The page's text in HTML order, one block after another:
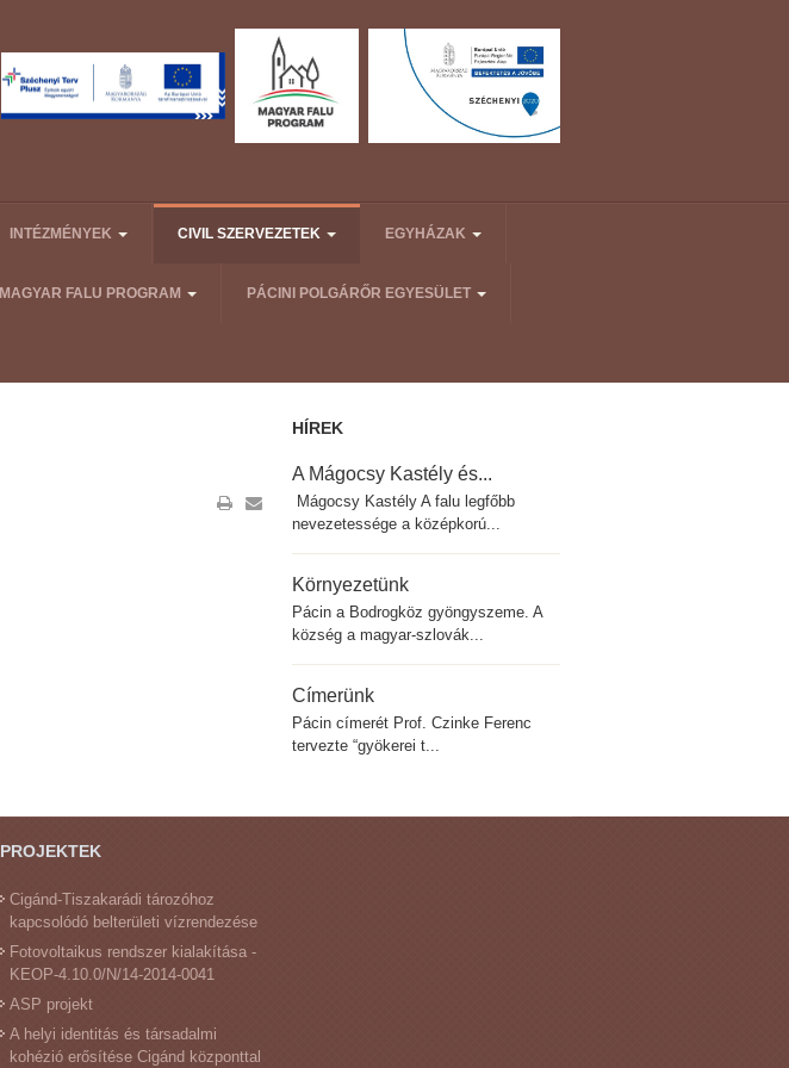
INTÉZMÉNYEK CIVIL SZERVEZETEK EGYHÁZAK
MAGYAR FALU PROGRAM PÁCINI POLGÁRŐR EGYESÜLET
HÍREK
A Mágocsy Kastély és...
Mágocsy Kastély A falu legfőbb
nevezetessége a középkorú...
Környezetünk
Pácin a Bodrogköz gyöngyszeme. A
község a magyar-szlovák...
Címerünk
Pácin címerét Prof. Czinke Ferenc
tervezte “gyökerei t...
PROJEKTEK
Cigánd-Tiszakarádi tározóhoz
kapcsolódó belterületi vízrendezése
Fotovoltaikus rendszer kialakítása -
KEOP-4.10.0/N/14-2014-0041
ASP projekt
A helyi identitás és társadalmi
kohézió erősítése Cigánd központtal